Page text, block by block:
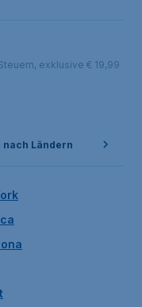
exklusive € 19,99
nach Ländern